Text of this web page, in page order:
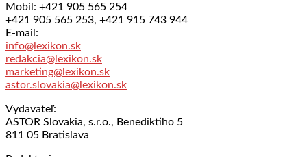
Mobil: +421 905 565 254
+421 905 565 253, +421 915 743 944
E-mail:
info@lexikon.sk
redakcia@lexikon.sk
marketing@lexikon.sk
astor.slovakia@lexikon.sk
Vydavateľ:
ASTOR Slovakia, s.r.o., Benediktiho 5
811 05 Bratislava